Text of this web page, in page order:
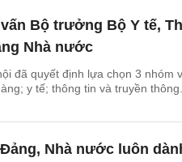
Bộ trưởng Bộ Y tế,
Nhà nước
đã quyết định lựa chọn 3 nhóm
y tế; thông tin và truyền thông.
Nhà nước luôn